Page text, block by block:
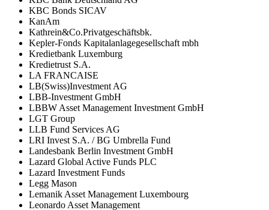
KBC Bonds SICAV
KanAm
Kathrein&Co.Privatgeschäftsbk.
Kepler-Fonds Kapitalanlagegesellschaft mbh
Kredietbank Luxemburg
Kredietrust S.A.
LA FRANCAISE
LB(Swiss)Investment AG
LBB-Investment GmbH
LBBW Asset Management Investment GmbH
LGT Group
LLB Fund Services AG
LRI Invest S.A. / BG Umbrella Fund
Landesbank Berlin Investment GmbH
Lazard Global Active Funds PLC
Lazard Investment Funds
Legg Mason
Lemanik Asset Management Luxembourg
Leonardo Asset Management